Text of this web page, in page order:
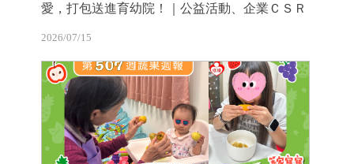
愛，打包送進育幼院！｜公益活動、企業ＣＳＲ
2026/07/15